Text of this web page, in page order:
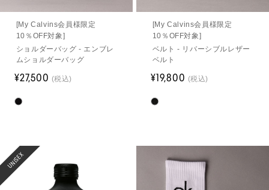
[My Calvins会員様限定
10％OFF対象]
ショルダーバッグ - エンブレ
ムショルダーバッグ
¥27,500 (税込)
[My Calvins会員様限定
10％OFF対象]
ベルト - リバーシブルレザー
ベルト
¥19,800 (税込)
UNISEX